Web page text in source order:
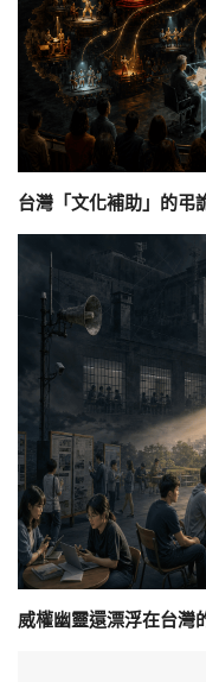
台灣「文化補助」的弔
威權幽靈還漂浮在台灣